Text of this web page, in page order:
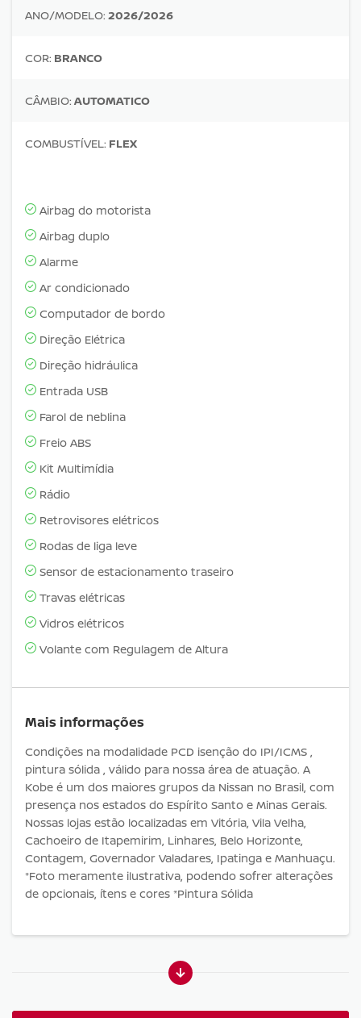
ANO/MODELO: 2026/2026
COR: BRANCO
CÂMBIO: AUTOMATICO
COMBUSTÍVEL: FLEX
Airbag do motorista
Airbag duplo
Alarme
Ar condicionado
Computador de bordo
Direção Elétrica
Direção hidráulica
Entrada USB
Farol de neblina
Freio ABS
Kit Multimídia
Rádio
Retrovisores elétricos
Rodas de liga leve
Sensor de estacionamento traseiro
Travas elétricas
Vidros elétricos
Volante com Regulagem de Altura
Mais informações
Condições na modalidade PCD isenção do IPI/ICMS ,
pintura sólida , válido para nossa área de atuação. A
Kobe é um dos maiores grupos da Nissan no Brasil, com
presença nos estados do Espírito Santo e Minas Gerais.
Nossas lojas estão localizadas em Vitória, Vila Velha,
Cachoeiro de Itapemirim, Linhares, Belo Horizonte,
Contagem, Governador Valadares, Ipatinga e Manhuaçu.
*Foto meramente ilustrativa, podendo sofrer alterações
de opcionais, ítens e cores *Pintura Sólida